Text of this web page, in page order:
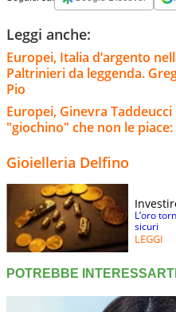
Leggi anche:
Europei, Italia d’argento
Paltrinieri da leggenda.
Pio
Europei, Ginevra
"giochino" che non le
Gioielleria Delfino
L’oro
sicuri
LEGGI